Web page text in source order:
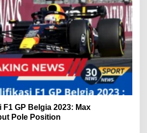
GP Belgia 2023: Max
Pole Position